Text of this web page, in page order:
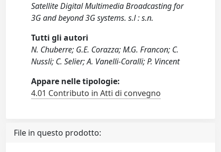
Satellite Digital Multimedia Broadcasting for
3G and beyond 3G systems. s.l : s.n.
Tutti gli autori
N. Chuberre; G.E. Corazza; M.G. Francon; C.
Nussli; C. Selier; A. Vanelli-Coralli; P. Vincent
Appare nelle tipologie:
4.01 Contributo in Atti di convegno
File in questo prodotto: